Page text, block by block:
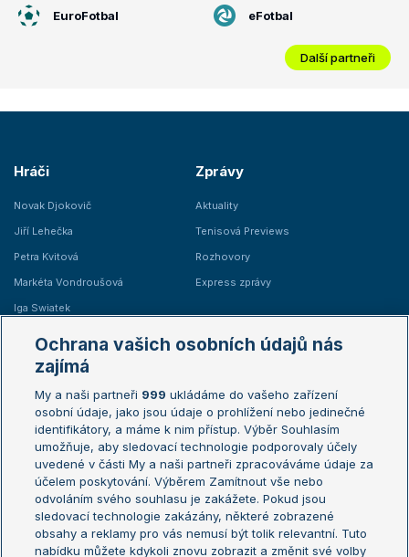
EuroFotbal eFotbal
Další partneři
Hráči
Novak Djokovič
Jiří Lehečka
Petra Kvitová
Markéta Vondroušová
Iga Swiatek
Zprávy
Aktuality
Tenisová Previews
Rozhovory
Express zprávy
Žebříčky
Žebříček ATP (muži)
Žebříček WTA (ženy)
Sázkařský žebříček
Australian Open
French Open
Wimbledon
US Open
Turnaj mistrů
Turnaj mistryň
Aktualní trendy
Ochrana vašich osobních údajů nás
zajímá
My a naši partneři 999 ukládáme do vašeho zařízení
osobní údaje, jako jsou údaje o prohlížení nebo jedinečné
identifikátory, a máme k nim přístup. Výběr Souhlasím
umožňuje, aby sledovací technologie podporovaly účely
uvedené v části My a naši partneři zpracováváme údaje za
účelem poskytování. Výběrem Zamítnout vše nebo
odvoláním svého souhlasu je zakážete. Pokud jsou
sledovací technologie zakázány, některé zobrazené
obsahy a reklamy pro vás nemusí být tolik relevantní. Tuto
nabídku můžete kdykoli znovu zobrazit a změnit své volby